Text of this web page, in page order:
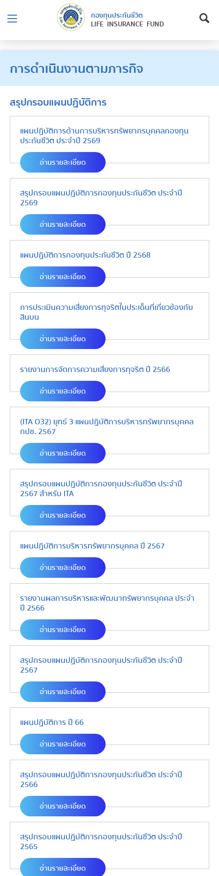
กองทุนประกันชีวิต
LIFE INSURANCE FUND
การดำเนินงานตามภารกิจ
สรุปกรอบแผนปฏิบัติการ
แผนปฏิบัติการด้านการบริหารทรัพยากรบุคคลกองทุน
ประกันชีวิต ประจำปี 2569
อ่านรายละเอียด
สรุปกรอบแผนปฏิบัติการกองทุนประกันชีวิต ประจำปี
2569
อ่านรายละเอียด
แผนปฏิบัติการกองทุนประกันชีวิต ปี 2568
อ่านรายละเอียด
การประเมินความเสี่ยงการทุจริตในประเด็นที่เกี่ยวข้องกับ
สินบน
อ่านรายละเอียด
รายงานการจัดการความเสี่ยงการทุจริต ปี 2566
อ่านรายละเอียด
(ITA O32) ยุทธ์ 3 แผนปฏิบัติการบริหารทรัพยากรบุคคล
กปช. 2567
อ่านรายละเอียด
สรุปกรอบแผนปฏิบัติการกองทุนประกันชีวิต ประจำปี
2567 สำหรับ ITA
อ่านรายละเอียด
แผนปฏิบัติการบริหารทรัพยากรบุคคล ปี 2567
อ่านรายละเอียด
รายงานผลการบริหารและพัฒนาทรัพยากรบุคคล ประจำ
ปี 2566
อ่านรายละเอียด
สรุปกรอบแผนปฏิบัติการกองทุนประกันชีวิต ประจำปี
2567
อ่านรายละเอียด
แผนปฏิบัติการ ปี 66
อ่านรายละเอียด
สรุปกรอบแผนปฏิบัติการกองทุนประกันชีวิต ประจำปี
2566
อ่านรายละเอียด
สรุปกรอบแผนปฏิบัติการกองทุนประกันชีวิต ประจำปี
2565
อ่านรายละเอียด